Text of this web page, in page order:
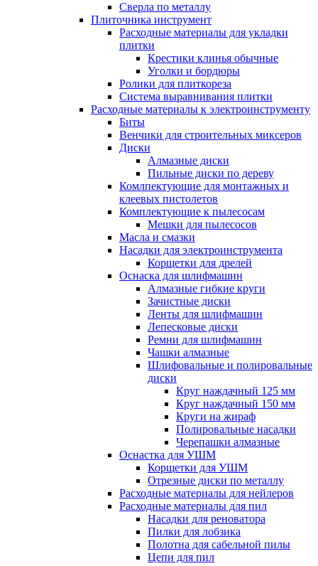
Сверла по металлу
Плиточника инструмент
Расходные материалы для укладки
плитки
Крестики клинья обычные
Уголки и бордюры
Ролики для плиткореза
Система выравнивания плитки
Расходные материалы к электроинструменту
Биты
Венчики для строительных миксеров
Диски
Алмазные диски
Пильные диски по дереву
Комлпектующие для монтажных и
клеевых пистолетов
Комплектующие к пылесосам
Мешки для пылесосов
Масла и смазки
Насадки для электроинструмента
Корщетки для дрелей
Оснаска для шлифмашин
Алмазные гибкие круги
Зачистные диски
Ленты для шлифмашин
Лепесковые диски
Ремни для шлифмашин
Чашки алмазные
Шлифовальные и полировальные
диски
Круг наждачный 125 мм
Круг наждачный 150 мм
Круги на жираф
Полировальные насадки
Черепашки алмазные
Оснастка для УШМ
Корщетки для УШМ
Отрезные диски по металлу
Расходные материалы для нейлеров
Расходные материалы для пил
Насадки для реноватора
Пилки для лобзика
Полотна для сабельной пилы
Цепи для пил